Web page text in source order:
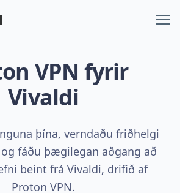
VPN fyrir
Vivaldi
þína, verndaðu friðhelgi
fáðu þægilegan aðgang að
beint frá Vivaldi, drifið af
Proton VPN.